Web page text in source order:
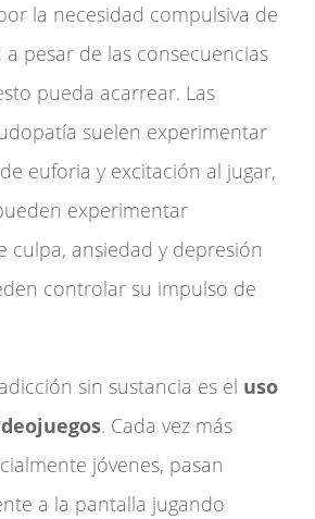
la necesidad compulsiva de
a pesar de las consecuencias
pueda acarrear. Las
suelen experimentar
euforia y excitación al jugar,
experimentar
culpa, ansiedad y depresión
controlar su impulso de
sin sustancia es el uso
. Cada vez más
jóvenes, pasan
a la pantalla jugando